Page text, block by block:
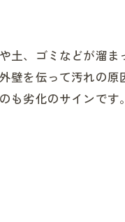
土、ゴミなどが溜ま
壁を伝って汚れの
も劣化のサインです